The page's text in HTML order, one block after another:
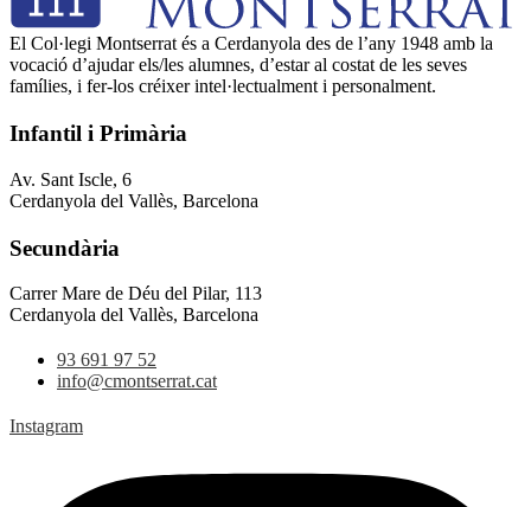
El Col·legi Montserrat és a Cerdanyola des de l’any 1948 amb la
vocació d’ajudar els/les alumnes, d’estar al costat de les seves
famílies, i fer-los créixer intel·lectualment i personalment.
Infantil i Primària
Av. Sant Iscle, 6
Cerdanyola del Vallès, Barcelona
Secundària
Carrer Mare de Déu del Pilar, 113
Cerdanyola del Vallès, Barcelona
93 691 97 52
info@cmontserrat.cat
Instagram